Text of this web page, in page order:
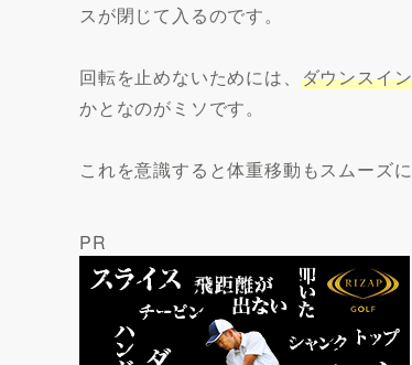
スが閉じて入るのです。
回転を止めないためには、 ダウンスイ
かとなのがミソです。
これを意識すると体重移動もスムーズ
PR